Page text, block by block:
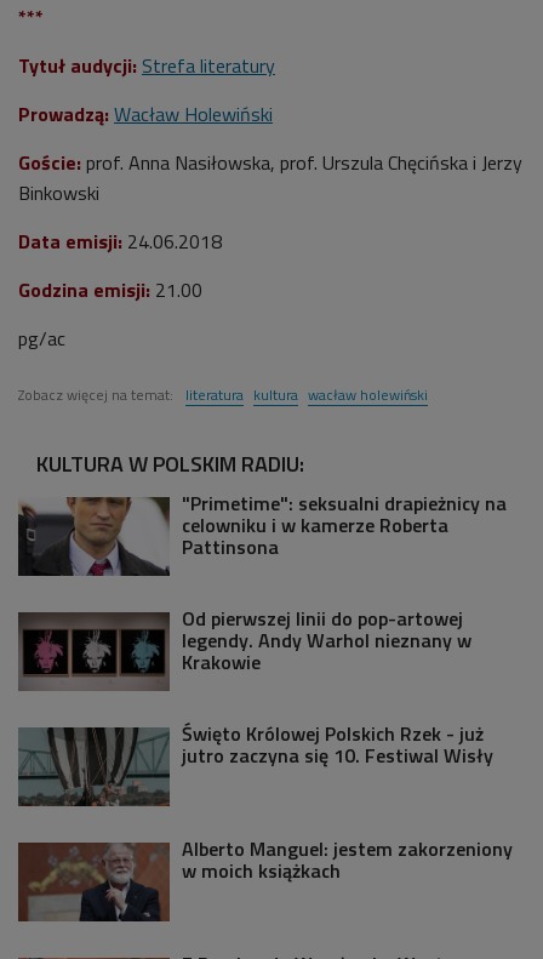
***
Tytuł audycji: Strefa literatury
Prowadzą: Wacław Holewiński
Goście: prof. Anna Nasiłowska, prof. Urszula Chęcińska i Jerzy
Binkowski
Data emisji: 24.06.2018
Godzina emisji: 21.00
pg/ac
Zobacz więcej na temat: literatura kultura wacław holewiński
KULTURA W POLSKIM RADIU:
"Primetime": seksualni drapieżnicy na
celowniku i w kamerze Roberta
Pattinsona
Od pierwszej linii do pop-artowej
legendy. Andy Warhol nieznany w
Krakowie
Święto Królowej Polskich Rzek - już
jutro zaczyna się 10. Festiwal Wisły
Alberto Manguel: jestem zakorzeniony
w moich książkach